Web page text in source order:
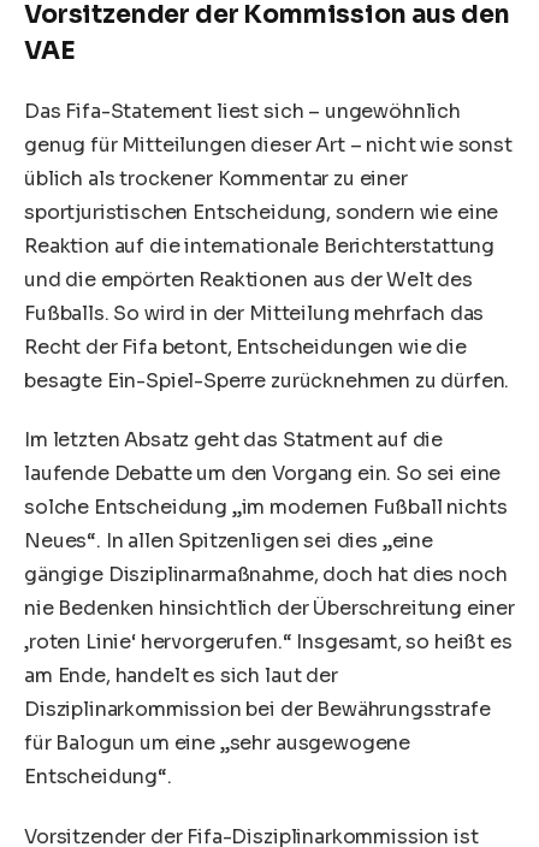
Vorsitzender der Kommission aus den
VAE
Das Fifa-Statement liest sich – ungewöhnlich
genug für Mitteilungen dieser Art – nicht wie sonst
üblich als trockener Kommentar zu einer
sportjuristischen Entscheidung, sondern wie eine
Reaktion auf die internationale Berichterstattung
und die empörten Reaktionen aus der Welt des
Fußballs. So wird in der Mitteilung mehrfach das
Recht der Fifa betont, Entscheidungen wie die
besagte Ein-Spiel-Sperre zurücknehmen zu dürfen.
Im letzten Absatz geht das Statment auf die
laufende Debatte um den Vorgang ein. So sei eine
solche Entscheidung „im modernen Fußball nichts
Neues“. In allen Spitzenligen sei dies „eine
gängige Disziplinarmaßnahme, doch hat dies noch
nie Bedenken hinsichtlich der Überschreitung einer
‚roten Linie‘ hervorgerufen.“ Insgesamt, so heißt es
am Ende, handelt es sich laut der
Disziplinarkommission bei der Bewährungsstrafe
für Balogun um eine „sehr ausgewogene
Entscheidung“.
Vorsitzender der Fifa-Disziplinarkommission ist